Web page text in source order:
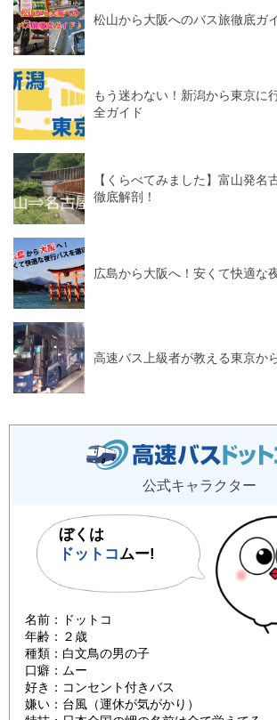
松山から大阪へのバス旅徹底ガ
もう迷わない！新潟から東京に
全ガイド
【くらべてみました】富山発名
徹底解剖！
広島から大阪へ！安くて快適な
高速バス上級者が教える東京か
公式キャラクター
ぼくは
ドットコムー!
名前：ドットコ
年齢：２歳
種類：白文鳥の男の子
口癖：ムー
好き：コンセント付きバス
嫌い：台風（運休が気がかり）